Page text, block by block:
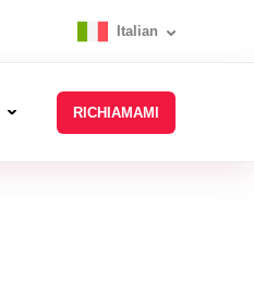
Italian
RICHIAMAMI